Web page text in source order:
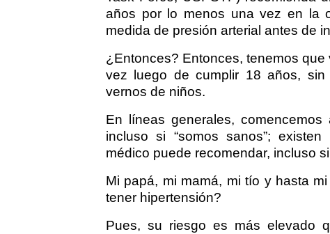
años por lo menos una vez en la
medida de presión arterial antes de
¿Entonces? Entonces, tenemos
vez luego de cumplir 18 años,
vernos de niños.
En líneas generales,
incluso si “somos sanos”;
médico puede recomendar, incluso
Mi papá, mi mamá, mi tío y hasta
tener hipertensión?
Pues, su riesgo es más elevado